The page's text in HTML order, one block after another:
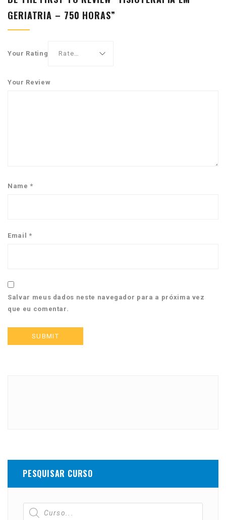
GERIATRIA – 750 HORAS”
Your Rating
Your Review
Name*
Email *
Salvar meus dados neste navegador para a próxima vez
que eu comentar.
PESQUISAR CURSO